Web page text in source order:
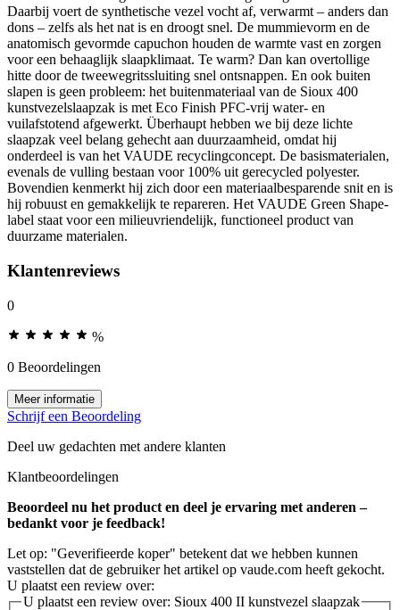
Daarbij voert de synthetische vezel vocht af, verwarmt – anders dan
dons – zelfs als het nat is en droogt snel. De mummievorm en de
anatomisch gevormde capuchon houden de warmte vast en zorgen
voor een behaaglijk slaapklimaat. Te warm? Dan kan overtollige
hitte door de tweewegritssluiting snel ontsnappen. En ook buiten
slapen is geen probleem: het buitenmateriaal van de Sioux 400
kunstvezelslaapzak is met Eco Finish PFC-vrij water- en
vuilafstotend afgewerkt. Überhaupt hebben we bij deze lichte
slaapzak veel belang gehecht aan duurzaamheid, omdat hij
onderdeel is van het VAUDE recyclingconcept. De basismaterialen,
evenals de vulling bestaan voor 100% uit gerecycled polyester.
Bovendien kenmerkt hij zich door een materiaalbesparende snit en is
hij robuust en gemakkelijk te repareren. Het VAUDE Green Shape-
label staat voor een milieuvriendelijk, functioneel product van
duurzame materialen.
Klantenreviews
0
%
0 Beoordelingen
Meer informatie
Schrijf een Beoordeling
Deel uw gedachten met andere klanten
Klantbeoordelingen
Beoordeel nu het product en deel je ervaring met anderen –
bedankt voor je feedback!
Let op: "Geverifieerde koper" betekent dat we hebben kunnen
vaststellen dat de gebruiker het artikel op vaude.com heeft gekocht.
U plaatst een review over:
U plaatst een review over: Sioux 400 II kunstvezel slaapzak